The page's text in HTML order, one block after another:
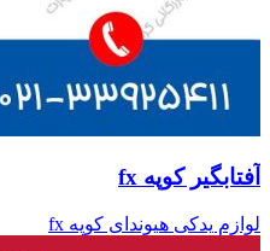
آفتابگیر کوپه fx
لوازم یدکی هیوندای کوپه fx